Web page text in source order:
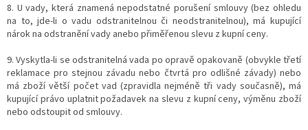
8. U vady, která znamená nepodstatné porušení smlouvy (bez ohledu
na to, jde-li o vadu odstranitelnou či neodstranitelnou), má kupující
nárok na odstranění vady anebo přiměřenou slevu z kupní ceny.
9. Vyskytla-li se odstranitelná vada po opravě opakovaně (obvykle třetí
reklamace pro stejnou závadu nebo čtvrtá pro odlišné závady) nebo
má zboží větší počet vad (zpravidla nejméně tři vady současně), má
kupující právo uplatnit požadavek na slevu z kupní ceny, výměnu zboží
nebo odstoupit od smlouvy.